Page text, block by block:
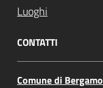
Luoghi
CONTATTI
Comune di Bergamo